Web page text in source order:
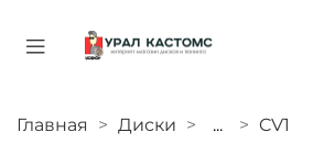
Главная Диски ... CV1